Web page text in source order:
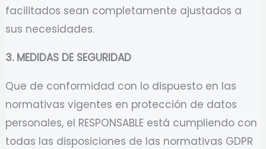
facilitados sean completamente ajustados a
sus necesidades.
3. MEDIDAS DE SEGURIDAD
Que de conformidad con lo dispuesto en las
normativas vigentes en protección de datos
personales, el RESPONSABLE está cumpliendo con
todas las disposiciones de las normativas GDPR